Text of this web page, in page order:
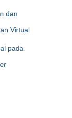
dan
Virtual
pada